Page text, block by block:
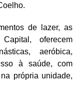
de lazer, as
oferecem
aeróbica,
à saúde, com
própria unidade,